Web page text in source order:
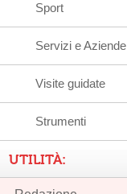
Sport
Servizi e Aziende
Visite guidate
Strumenti
UTILITÀ: